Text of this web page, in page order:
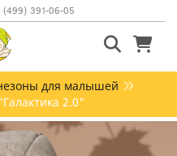
391-06-05
для малышей
2.0"